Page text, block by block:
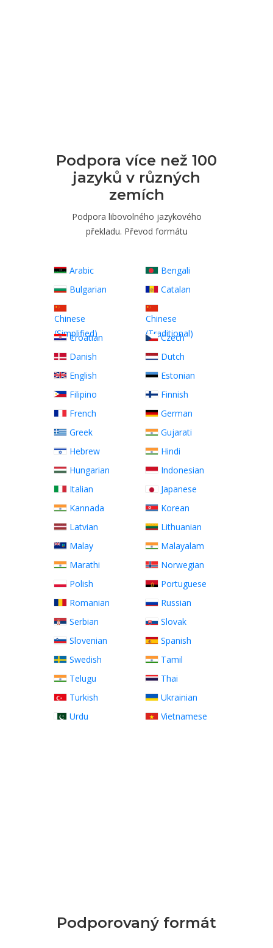
Podpora více než 100
jazyků v různých
zemích
Podpora libovolného jazykového
překladu. Převod formátu
Arabic
Bengali
Bulgarian
Catalan
Chinese
(Simplified)
Chinese
(Traditional)
Croatian
Czech
Danish
Dutch
English
Estonian
Filipino
Finnish
French
German
Greek
Gujarati
Hebrew
Hindi
Hungarian
Indonesian
Italian
Japanese
Kannada
Korean
Latvian
Lithuanian
Malay
Malayalam
Marathi
Norwegian
Polish
Portuguese
Romanian
Russian
Serbian
Slovak
Slovenian
Spanish
Swedish
Tamil
Telugu
Thai
Turkish
Ukrainian
Urdu
Vietnamese
Podporovaný formát